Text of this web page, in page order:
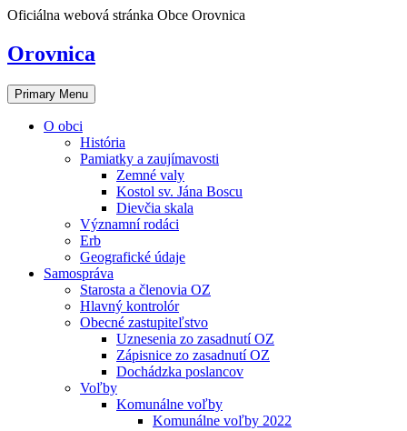
Skip
content
Oficiálna webová stránka Obce Orovnica
Orovnica
Primary Menu
O obci
História
Pamiatky a zaujímavosti
Zemné valy
Kostol sv. Jána Boscu
Dievčia skala
Významní rodáci
Erb
Geografické údaje
Samospráva
Starosta a členovia OZ
Hlavný kontrolór
Obecné zastupiteľstvo
Uznesenia zo zasadnutí OZ
Zápisnice zo zasadnutí OZ
Dochádzka poslancov
Voľby
Komunálne voľby
Komunálne voľby 2022